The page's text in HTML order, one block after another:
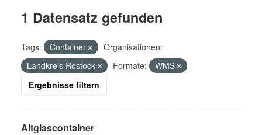
1 Datensatz gefunden
Tags: Container
Organisationen:
Landkreis Rostock
Formate:
WMS
Ergebnisse filtern
Altglascontainer